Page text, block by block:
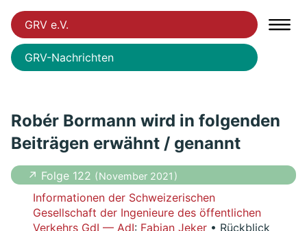
GRV e.V.
GRV-Nachrichten
Robér Bormann wird in folgenden
Beiträgen erwähnt / genannt
↗ Folge 122 ( November 2021 )
Informationen der Schweizerischen
Gesellschaft der Ingenieure des öffentlichen
Verkehrs GdI — AdI: Fabian Jeker • Rückblick